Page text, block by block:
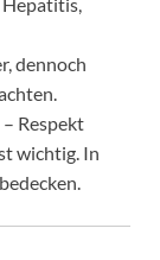
dennoch
Respekt
wichtig. In